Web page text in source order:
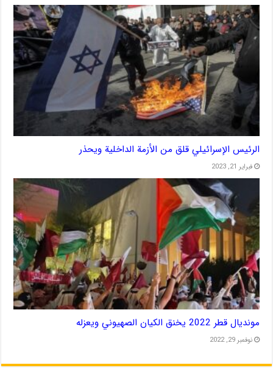
الرئيس الإسرائيلي قلق من الأزمة الداخلية ويحذر
فبراير 21, 2023
مونديال قطر 2022 يخنق الكيان الصهيوني ويعزله
نوفمبر 29, 2022